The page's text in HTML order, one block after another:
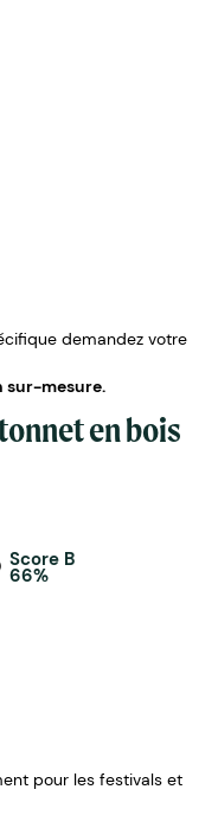
demandez votre
sur-mesure.
en bois
Score B
66%
pour les festivals et